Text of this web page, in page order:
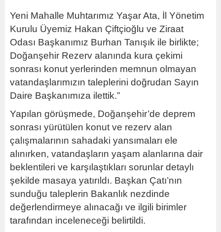
Yeni Mahalle Muhtarımız Yaşar Ata, İl Yönetim
Kurulu Üyemiz Hakan Çiftçioğlu ve Ziraat
Odası Başkanımız Burhan Tanışık ile birlikte;
Doğanşehir Rezerv alanında kura çekimi
sonrası konut yerlerinden memnun olmayan
vatandaşlarımızın taleplerini doğrudan Sayın
Daire Başkanımıza ilettik.”
Yapılan görüşmede, Doğanşehir’de deprem
sonrası yürütülen konut ve rezerv alan
çalışmalarının sahadaki yansımaları ele
alınırken, vatandaşların yaşam alanlarına dair
beklentileri ve karşılaştıkları sorunlar detaylı
şekilde masaya yatırıldı. Başkan Çatı’nın
sunduğu taleplerin Bakanlık nezdinde
değerlendirmeye alınacağı ve ilgili birimler
tarafından inceleneceği belirtildi.